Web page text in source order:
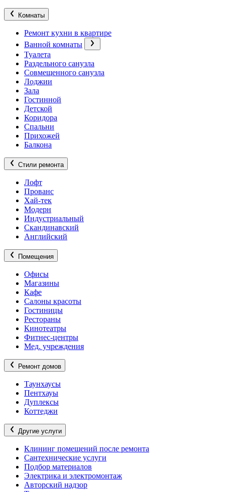
Комнаты
Ремонт кухни в квартире
Ванной комнаты
Туалета
Раздельного санузла
Совмещенного санузла
Лоджии
Зала
Гостинной
Детской
Коридора
Спальни
Прихожей
Балкона
Стили ремонта
Лофт
Прованс
Хай-тек
Модерн
Индустриальный
Скандинавский
Английский
Помещения
Офисы
Магазины
Кафе
Салоны красоты
Гостиницы
Рестораны
Кинотеатры
Фитнес-центры
Мед. учреждения
Ремонт домов
Таунхаусы
Пентхауы
Дуплексы
Коттеджи
Другие услуги
Клининг помещений после ремонта
Сантехнические услуги
Подбор материалов
Электрика и электромонтаж
Авторский надзор